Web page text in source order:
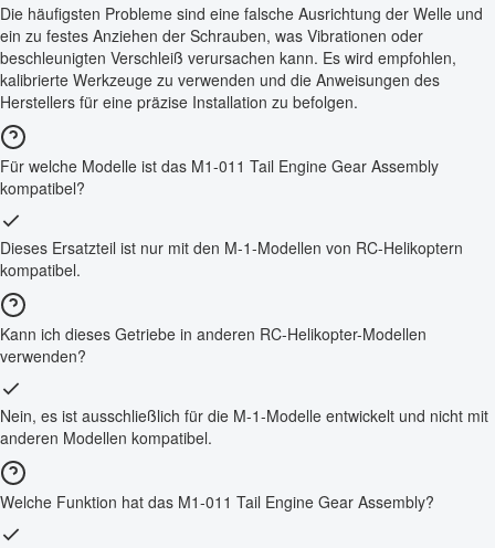
Die häufigsten Probleme sind eine falsche Ausrichtung der Welle und
ein zu festes Anziehen der Schrauben, was Vibrationen oder
beschleunigten Verschleiß verursachen kann. Es wird empfohlen,
kalibrierte Werkzeuge zu verwenden und die Anweisungen des
Herstellers für eine präzise Installation zu befolgen.
Für welche Modelle ist das M1-011 Tail Engine Gear Assembly
kompatibel?
Dieses Ersatzteil ist nur mit den M-1-Modellen von RC-Helikoptern
kompatibel.
Kann ich dieses Getriebe in anderen RC-Helikopter-Modellen
verwenden?
Nein, es ist ausschließlich für die M-1-Modelle entwickelt und nicht mit
anderen Modellen kompatibel.
Welche Funktion hat das M1-011 Tail Engine Gear Assembly?